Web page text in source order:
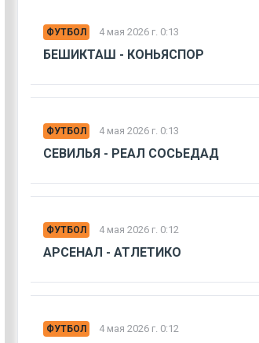
ФУТБОЛ 4 мая 2026 г. 0:13
БЕШИКТАШ - КОНЬЯСПОР
ФУТБОЛ 4 мая 2026 г. 0:13
СЕВИЛЬЯ - РЕАЛ СОСЬЕДАД
ФУТБОЛ 4 мая 2026 г. 0:12
АРСЕНАЛ - АТЛЕТИКО
ФУТБОЛ 4 мая 2026 г. 0:12